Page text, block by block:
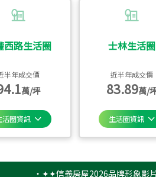
西路生活圈
半年成交價
萬/坪
活圈資訊
士林生活圈
近半年成交價
83.89萬/
生活圈資訊
✦✦信義房屋2026品牌形象影片感動